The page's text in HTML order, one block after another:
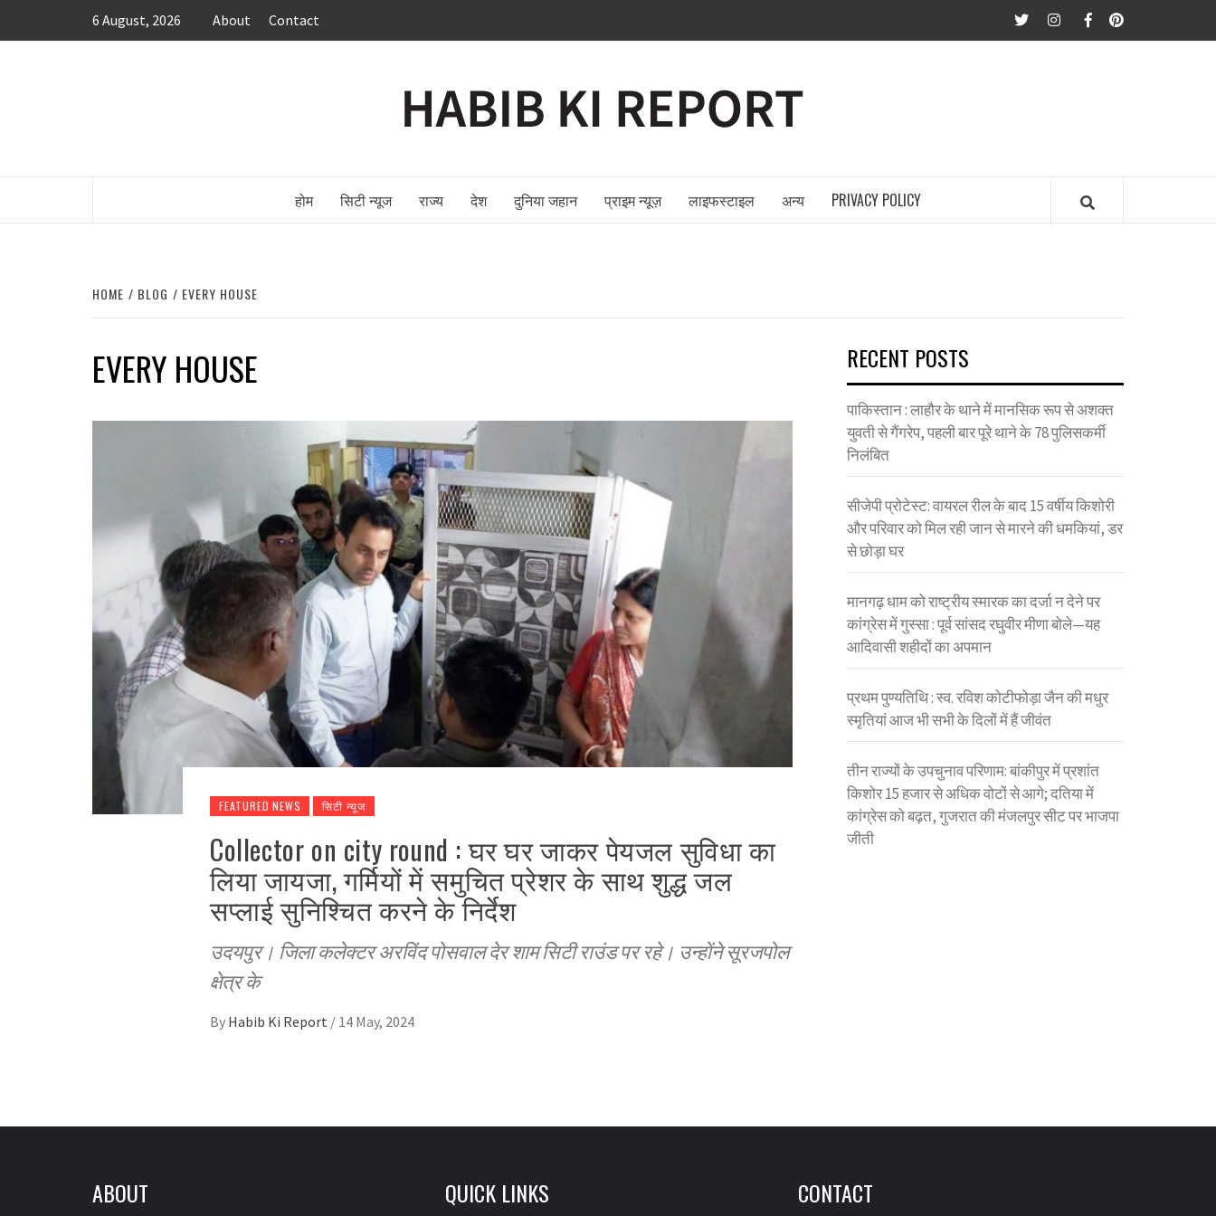
6 August, 2026 About Contact twitterInstagram
FacebookPinterest
होम सिटी न्यूज राज्य देश दुनिया जहान प्राइम न्यूज़ लाइफस्टाइल अन्य PRIVACY POLICY
HOME BLOG EVERY HOUSE
EVERY HOUSE
FEATURED NEWS सिटी न्यूज
Collector on city round : घर घर जाकर पेयजल सुविधा का
लिया जायजा, गर्मियों में समुचित प्रेशर के साथ शुद्ध जल
सप्लाई सुनिश्चित करने के निर्देश
उदयपुर। जिला कलेक्टर अरविंद पोसवाल देर शाम सिटी राउंड पर रहे। उन्होंने सूरजपोल
क्षेत्र के
By Habib Ki Report / 14 May, 2024
RECENT POSTS
पाकिस्तान : लाहौर के थाने में मानसिक रूप से अशक्त
युवती से गैंगरेप, पहली बार पूरे थाने के 78 पुलिसकर्मी
निलंबित
सीजेपी प्रोटेस्ट: वायरल रील के बाद 15 वर्षीय किशोरी
और परिवार को मिल रही जान से मारने की धमकियां, डर
से छोड़ा घर
मानगढ़ धाम को राष्ट्रीय स्मारक का दर्जा न देने पर
कांग्रेस में गुस्सा : पूर्व सांसद रघुवीर मीणा बोले—यह
आदिवासी शहीदों का अपमान
प्रथम पुण्यतिथि : स्व. रविश कोटीफोड़ा जैन की मधुर
स्मृतियां आज भी सभी के दिलों में हैं जीवंत
तीन राज्यों के उपचुनाव परिणाम: बांकीपुर में प्रशांत
किशोर 15 हजार से अधिक वोटों से आगे; दतिया में
कांग्रेस को बढ़त, गुजरात की मंजलपुर सीट पर भाजपा
जीती
ABOUT QUICK LINKS CONTACT